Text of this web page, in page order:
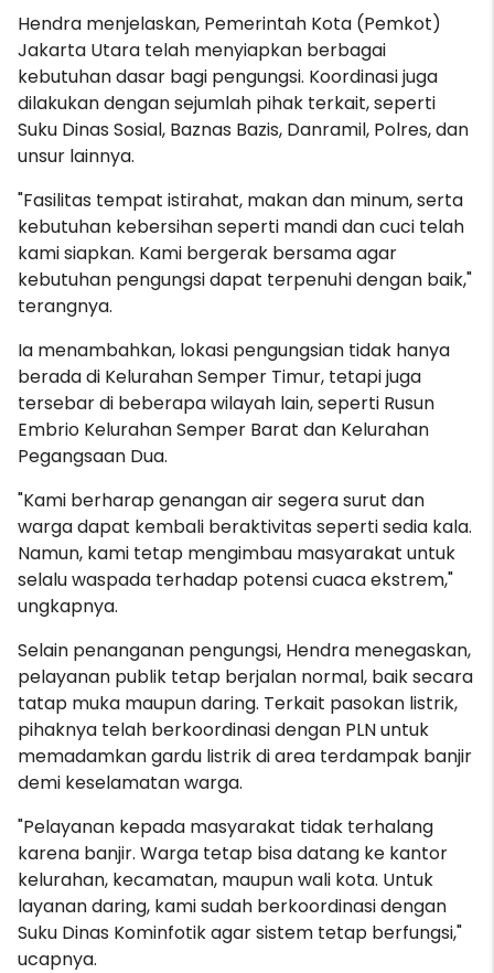
Hendra menjelaskan, Pemerintah Kota (Pemkot)
Jakarta Utara telah menyiapkan berbagai
kebutuhan dasar bagi pengungsi. Koordinasi juga
dilakukan dengan sejumlah pihak terkait, seperti
Suku Dinas Sosial, Baznas Bazis, Danramil, Polres, dan
unsur lainnya.
"Fasilitas tempat istirahat, makan dan minum, serta
kebutuhan kebersihan seperti mandi dan cuci telah
kami siapkan. Kami bergerak bersama agar
kebutuhan pengungsi dapat terpenuhi dengan baik,"
terangnya.
Ia menambahkan, lokasi pengungsian tidak hanya
berada di Kelurahan Semper Timur, tetapi juga
tersebar di beberapa wilayah lain, seperti Rusun
Embrio Kelurahan Semper Barat dan Kelurahan
Pegangsaan Dua.
"Kami berharap genangan air segera surut dan
warga dapat kembali beraktivitas seperti sedia kala.
Namun, kami tetap mengimbau masyarakat untuk
selalu waspada terhadap potensi cuaca ekstrem,"
ungkapnya.
Selain penanganan pengungsi, Hendra menegaskan,
pelayanan publik tetap berjalan normal, baik secara
tatap muka maupun daring. Terkait pasokan listrik,
pihaknya telah berkoordinasi dengan PLN untuk
memadamkan gardu listrik di area terdampak banjir
demi keselamatan warga.
"Pelayanan kepada masyarakat tidak terhalang
karena banjir. Warga tetap bisa datang ke kantor
kelurahan, kecamatan, maupun wali kota. Untuk
layanan daring, kami sudah berkoordinasi dengan
Suku Dinas Kominfotik agar sistem tetap berfungsi,"
ucapnya.